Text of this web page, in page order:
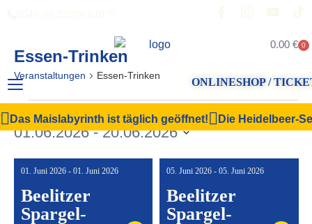
0.00 € 0
ONLINESHOP /
Das Maislabyrinth ist täglich geöffnet! Die Heidelbeer-
Essen-Trinken
Veranstaltungen Essen-Trinken
Suche
und
Ansichten,
Navigation
Filter Anzeigen
Liste
01.06.2026 - 20.06.2026
wählen.
01. Juni 2026 - 01. Juni 2026
Beelitzer
Spargel-
05. Juni 2026 - 05. Juni 2026
Beelitzer
Spargel-